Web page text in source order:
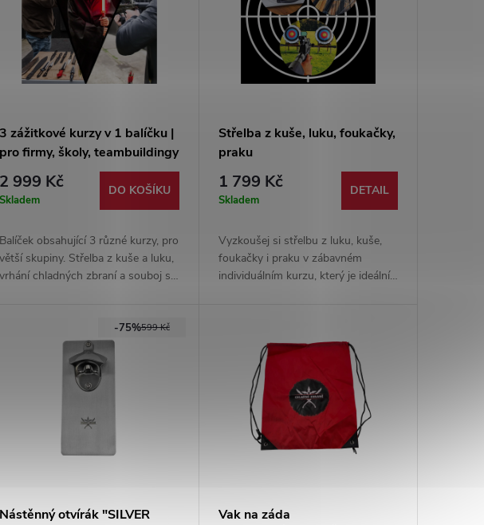
3 zážitkové kurzy v 1 balíčku |
pro firmy, školy, teambuildingy
a skupiny
2 999 Kč
Skladem
DO KOŠÍKU
Balíček obsahující 3 různé kurzy, pro
větší skupiny. Střelba z kuše a luku,
vrhání chladných zbraní a souboj se
přátel. Dle domluvy doba
Střelba z kuše, luku, foukačky,
praku
1 799 Kč
Skladem
DETAIL
Vyzkoušej si střelbu z luku, kuše,
foukačky i praku v zábavném
individuálním kurzu, který je ideální
599 Kč
-75%
Nástěnný otvírák "SILVER
Vak na záda